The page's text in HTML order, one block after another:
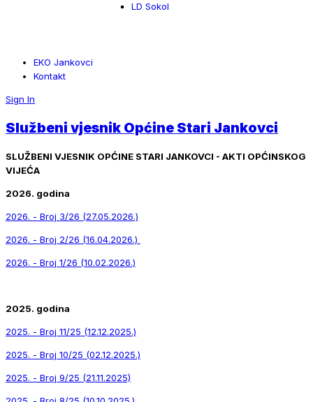
LD Sokol
EKO Jankovci
Kontakt
Sign In
Službeni vjesnik Općine Stari Jankovci
SLUŽBENI VJESNIK OPĆINE STARI JANKOVCI - AKTI OPĆINSKOG
VIJEĆA
2026. godina
2026. - Broj 3/26 (27.05.2026.)
2026. - Broj 2/26 (16.04.2026.)
2026. - Broj 1/26 (10.02.2026.)
2025. godina
2025. - Broj 11/25 (12.12.2025.)
2025. - Broj 10/25 (02.12.2025.)
2025. - Broj 9/25 (21.11.2025)